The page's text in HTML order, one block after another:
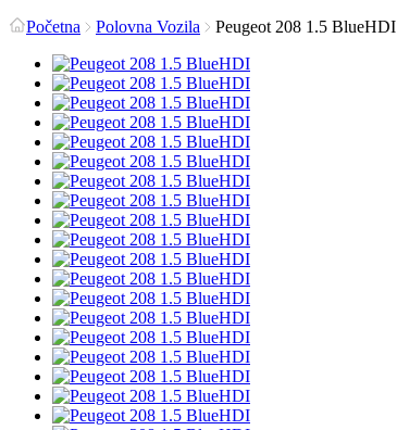
Početna
Polovna Vozila Peugeot 208 1.5 BlueHDI